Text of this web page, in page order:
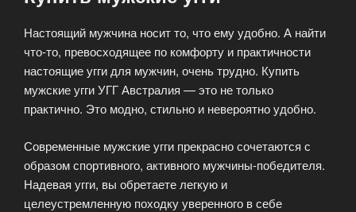
Настоящий мужчина носит то, что ему удобно. А найти
что-то, превосходящее по комфорту и практичности
настоящие угги для мужчин, очень трудно. Купить
мужские угги УГГ Австралия — это не только
практично. Это модно, стильно и невероятно удобно.
Современные мужские угги прекрасно сочетаются с
образом спортивного, активного мужчины-победителя.
Надевая угги, вы обретаете легкую и
целеустремленную походку уверенного в себе